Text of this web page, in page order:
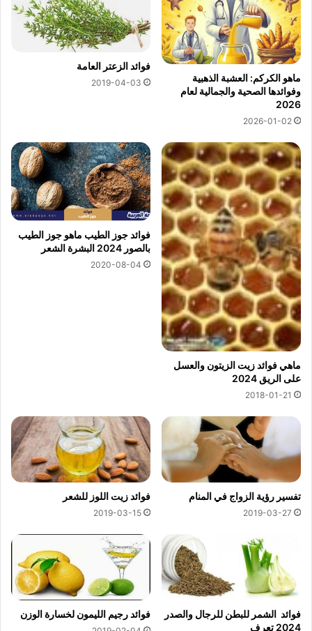
ماهو الكركم: العشبة الذهبية
وفوائدها الصحية والجمالية لعام
2026
2026-01-02
فوائد الزعتر العامة
2019-04-03
ماهي فوائد زيت الزيتون والعسل
على الريق 2024
2018-01-21
فوائد جوز الطيب ماهو جوز الطيب
بالصور 2024 البشرة الشعر
2020-08-04
تفسير رؤية الزواج في المنام
2019-03-27
فوائد زيت اللوز للشعر
2019-03-15
فوائد الشمر للبطن للرجال والصدر
2024 تعرف
فوائد رجيم الليمون لخسارة الوزن